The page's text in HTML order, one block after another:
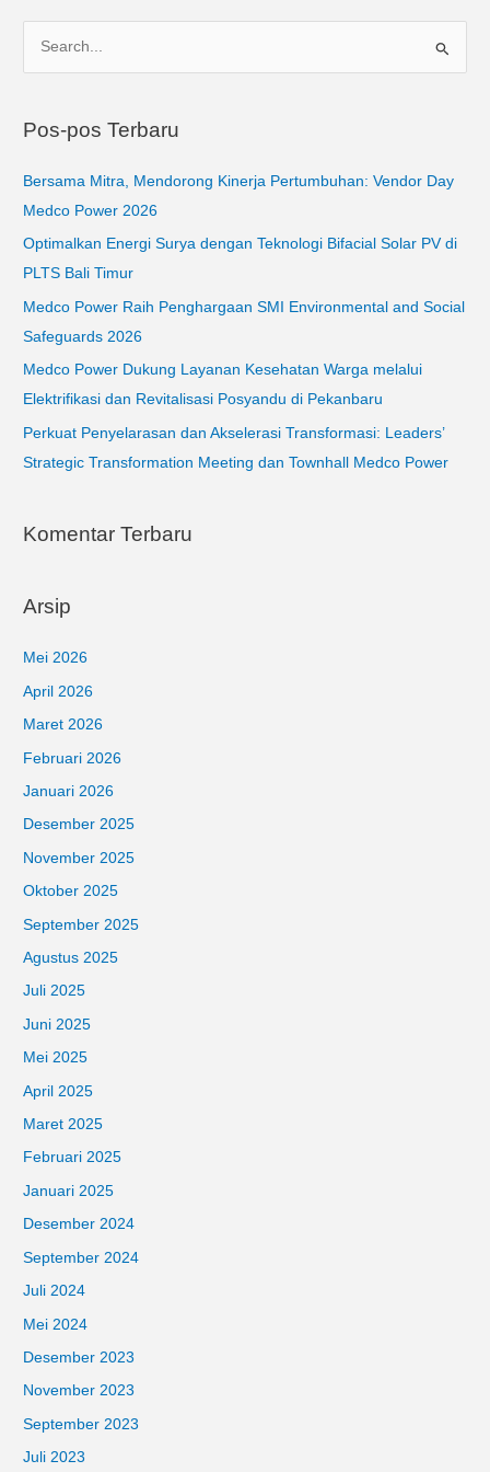
i
:
Pos-pos Terbaru
Bersama Mitra, Mendorong Kinerja Pertumbuhan: Vendor Day
Medco Power 2026
Optimalkan Energi Surya dengan Teknologi Bifacial Solar PV di
PLTS Bali Timur
Medco Power Raih Penghargaan SMI Environmental and Social
Safeguards 2026
Medco Power Dukung Layanan Kesehatan Warga melalui
Elektrifikasi dan Revitalisasi Posyandu di Pekanbaru
Perkuat Penyelarasan dan Akselerasi Transformasi: Leaders’
Strategic Transformation Meeting dan Townhall Medco Power
Komentar Terbaru
Arsip
Mei 2026
April 2026
Maret 2026
Februari 2026
Januari 2026
Desember 2025
November 2025
Oktober 2025
September 2025
Agustus 2025
Juli 2025
Juni 2025
Mei 2025
April 2025
Maret 2025
Februari 2025
Januari 2025
Desember 2024
September 2024
Juli 2024
Mei 2024
Desember 2023
November 2023
September 2023
Juli 2023